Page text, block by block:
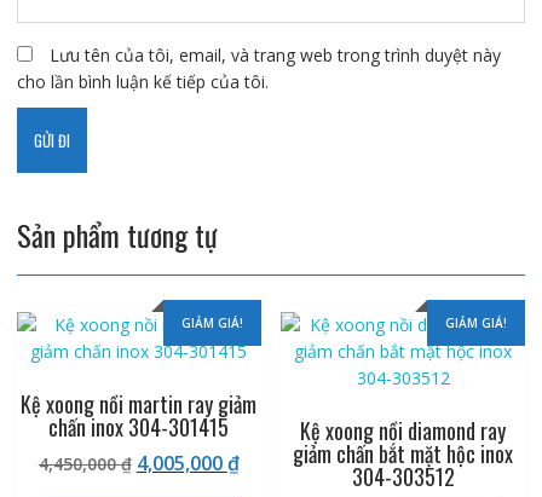
Lưu tên của tôi, email, và trang web trong trình duyệt này
cho lần bình luận kế tiếp của tôi.
Sản phẩm tương tự
GIẢM GIÁ!
Kệ xoong nồi martin ray giảm
chấn inox 304-301415
4,450,000₫ Giá
4,005,000₫Giá
GIẢM GIÁ!
Kệ xoong nồi diamond ray
giảm chấn bắt mặt hộc inox
304-303512